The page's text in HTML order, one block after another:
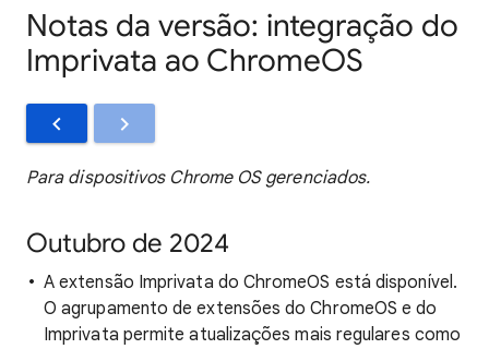
Notas da versão: integração do
Imprivata ao ChromeOS
Para dispositivos Chrome OS gerenciados.
Outubro de 2024
A extensão Imprivata do ChromeOS está disponível.
O agrupamento de extensões do ChromeOS e do
Imprivata permite atualizações mais regulares como